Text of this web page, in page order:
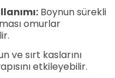
Boynun sürekli
omurlar
ve sırt kaslarını
etkileyebilir.